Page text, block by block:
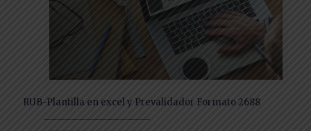
RUB-Plantilla en excel y Prevalidador Formato 2688